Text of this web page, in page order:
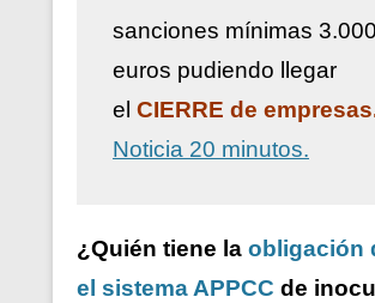
sanciones mínimas 3.000
euros pudiendo llegar
el CIERRE de
Noticia 20 minutos.
¿Quién tiene la obligación
el sistema APPCC de